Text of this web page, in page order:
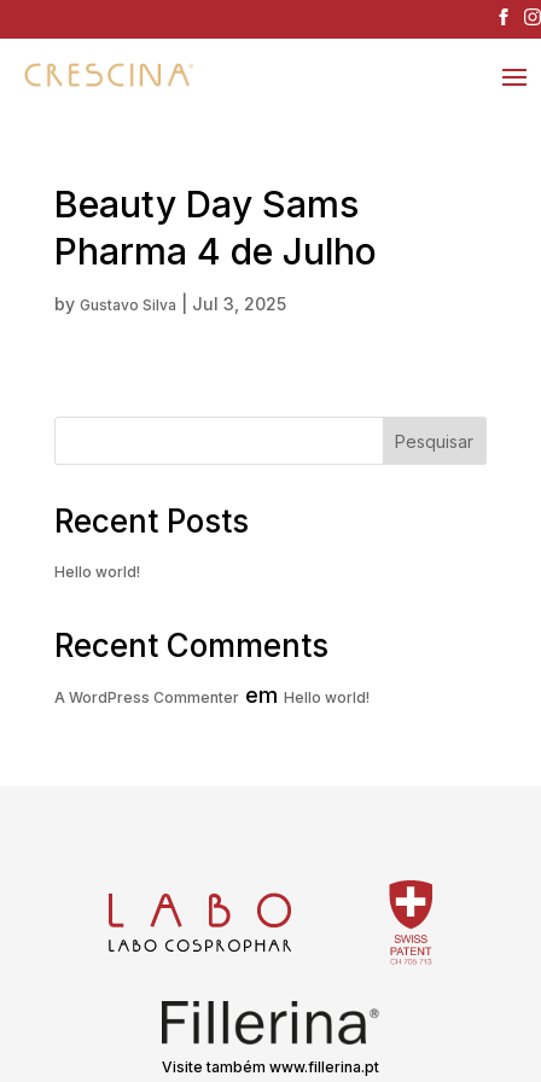
Beauty Day Sams
Pharma 4 de Julho
by Gustavo Silva Jul 3, 2025
Pesquisar
Recent Posts
Hello world!
Recent Comments
A WordPress Commenterem Hello world!
Visite também www.fillerina.pt